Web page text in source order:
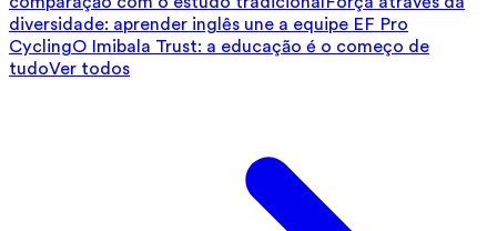
diversidade: aprender inglês une a equipe EF Pro
CyclingO Imibala Trust: a educação é o começo de
tudoVer todos